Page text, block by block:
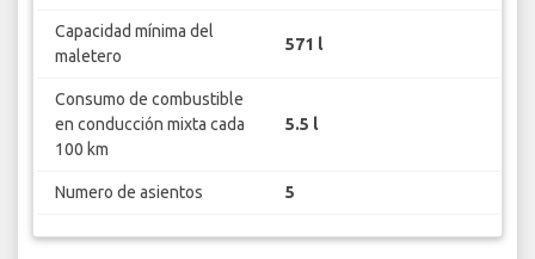
Capacidad mínima del
maletero
571 l
Consumo de combustible
en conducción mixta cada
100 km
5.5 l
Numero de asientos 5